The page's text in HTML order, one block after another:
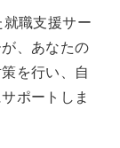
就職支援サー
、あなたの
を行い、自
ポートしま